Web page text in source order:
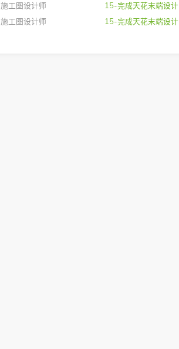
施工图设计师
15-完成天花末端设计
施工图设计师 15-完成天花末端设计